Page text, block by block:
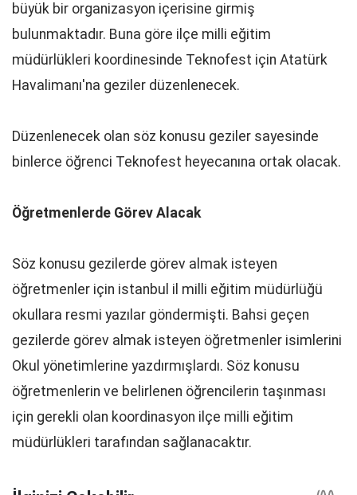
büyük bir organizasyon içerisine girmiş
bulunmaktadır. Buna göre ilçe milli eğitim
müdürlükleri koordinesinde Teknofest için Atatürk
Havalimanı'na geziler düzenlenecek.
Düzenlenecek olan söz konusu geziler sayesinde
binlerce öğrenci Teknofest heyecanına ortak olacak.
Öğretmenlerde Görev Alacak
Söz konusu gezilerde görev almak isteyen
öğretmenler için istanbul il milli eğitim müdürlüğü
okullara resmi yazılar göndermişti. Bahsi geçen
gezilerde görev almak isteyen öğretmenler isimlerini
Okul yönetimlerine yazdırmışlardı. Söz konusu
öğretmenlerin ve belirlenen öğrencilerin taşınması
için gerekli olan koordinasyon ilçe milli eğitim
müdürlükleri tarafından sağlanacaktır.